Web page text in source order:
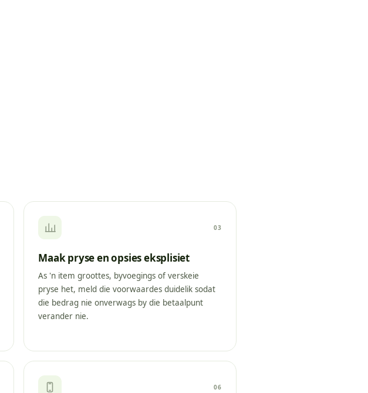
03
Maak pryse en opsies eksplisiet
As 'n item groottes, byvoegings of verskeie
pryse het, meld die voorwaardes duidelik sodat
die bedrag nie onverwags by die betaalpunt
verander nie.
06